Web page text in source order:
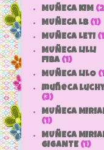
MUÑECA KIM
MUÑECA LB (1)
MUÑECA LETI
MUÑECA LILLI
FIBA (1)
MUÑECA LILO
muñeca
(3)
MUÑECA
(1)
MUÑECA
GIGANTE (1)